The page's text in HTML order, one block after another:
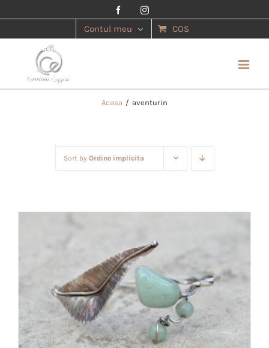
FacebookInstagram
Contul meu COS
Acasa / aventurin
Sort by Ordine implicita